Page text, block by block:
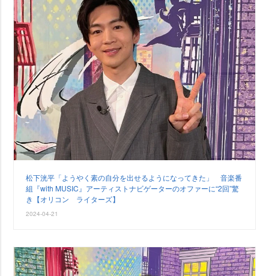
松下洸平「ようやく素の自分を出せるようになってきた」 音楽番
組『with MUSIC』アーティストナビゲーターのオファーに“2回”驚
き【オリコン ライターズ】
2024-04-21